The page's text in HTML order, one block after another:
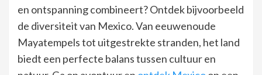
en ontspanning combineert? Ontdek bijvoorbeeld
de diversiteit van Mexico. Van eeuwenoude
Mayatempels tot uitgestrekte stranden, het land
biedt een perfecte balans tussen cultuur en